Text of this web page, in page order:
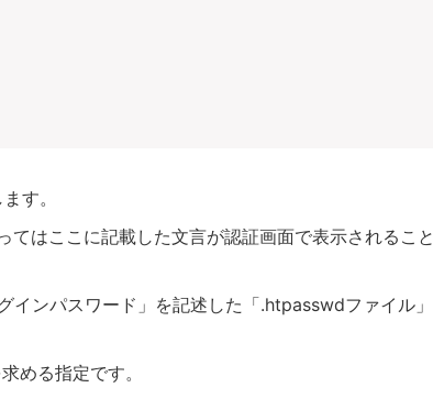
す。
はここに記載した文言が認証画面で表示されること
ンパスワード」を記述した「.htpasswdファイル」
める指定です。